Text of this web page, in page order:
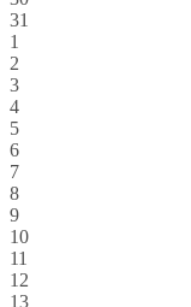
31
1
2
3
4
5
6
7
8
9
10
11
12
13